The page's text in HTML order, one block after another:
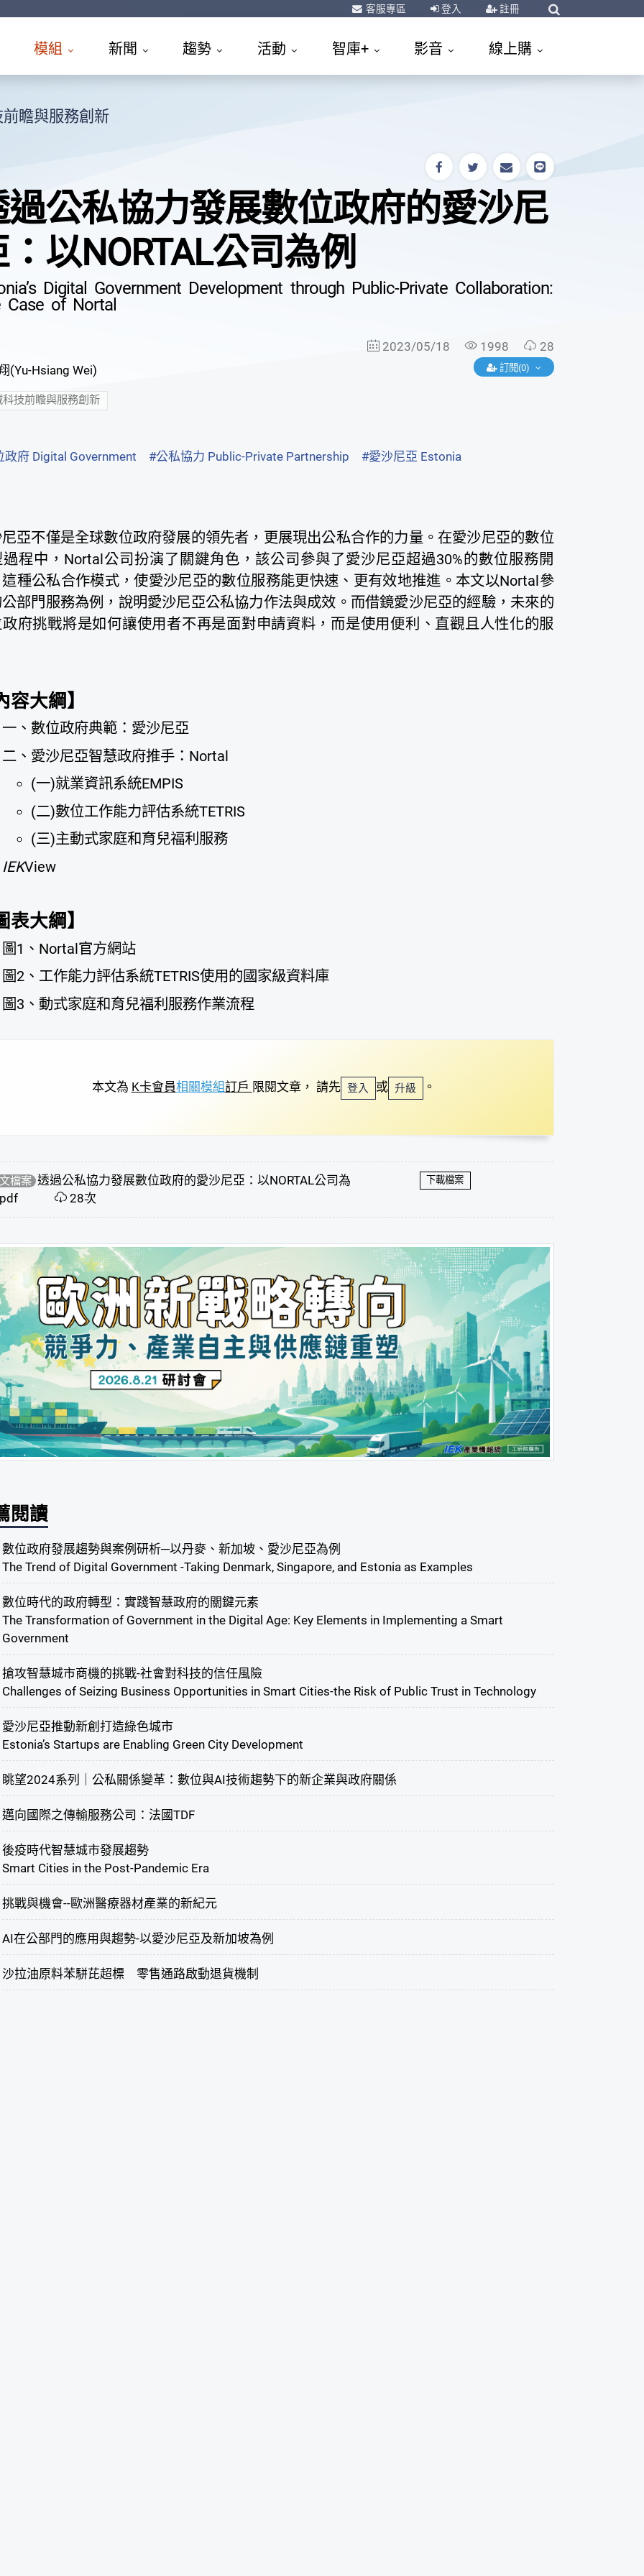
客服專區 登入 註冊
模組 新聞 趨勢 活動 智庫+ 影音 線上購
瞻與服務創新
過公私協力發展數位政府的愛沙尼
以NORTAL公司為例
Digital Government Development through Public-Private Collaboration:
Case of Nortal
2023/05/18 1998
28
(Yu-Hsiang Wei)
訂閱(0)
科技前瞻與服務創新
政府 Digital Government #公私協力 Public-Private Partnership #愛沙尼亞 Estonia
亞不僅是全球數位政府發展的領先者，更展現出公私合作的力量。在愛沙尼亞的數位
程中，Nortal公司扮演了關鍵角色，該公司參與了愛沙尼亞超過30%的數位服務開
種公私合作模式，使愛沙尼亞的數位服務能更快速、更有效地推進。本文以Nortal參
部門服務為例，說明愛沙尼亞公私協力作法與成效。而借鏡愛沙尼亞的經驗，未來的
府挑戰將是如何讓使用者不再是面對申請資料，而是使用便利、直觀且人性化的服
容大綱】
一、數位政府典範：愛沙尼亞
二、愛沙尼亞智慧政府推手：Nortal
(一)就業資訊系統EMPIS
(二)數位工作能力評估系統TETRIS
(三)主動式家庭和育兒福利服務
IEKView
表大綱】
圖1、Nortal官方網站
圖2、工作能力評估系統TETRIS使用的國家級資料庫
圖3、動式家庭和育兒福利服務作業流程
本文為 K卡會員相關模組訂戶 限閱文章， 請先 登入 或 升級 。
檔案 透過公私協力發展數位政府的愛沙尼亞：以NORTAL公司為
28次
下載檔案
閱讀
數位政府發展趨勢與案例研析─以丹麥、新加坡、愛沙尼亞為例
The Trend of Digital Government -Taking Denmark, Singapore, and Estonia as Examples
數位時代的政府轉型：實踐智慧政府的關鍵元素
The Transformation of Government in the Digital Age: Key Elements in Implementing a Smart
Government
搶攻智慧城市商機的挑戰-社會對科技的信任風險
Challenges of Seizing Business Opportunities in Smart Cities-the Risk of Public Trust in Technology
愛沙尼亞推動新創打造綠色城市
Estonia’s Startups are Enabling Green City Development
眺望2024系列｜公私關係變革：數位與AI技術趨勢下的新企業與政府關係
邁向國際之傳輸服務公司：法國TDF
後疫時代智慧城市發展趨勢
Smart Cities in the Post-Pandemic Era
挑戰與機會--歐洲醫療器材產業的新紀元
AI在公部門的應用與趨勢-以愛沙尼亞及新加坡為例
沙拉油原料苯駢芘超標 零售通路啟動退貨機制